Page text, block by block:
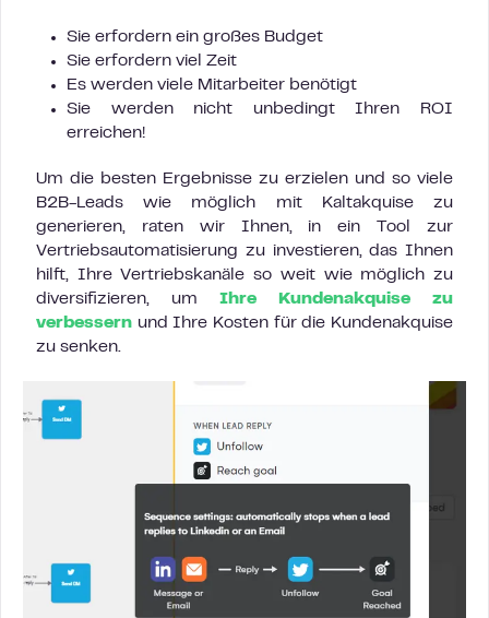
Sie erfordern ein großes Budget
Sie erfordern viel Zeit
Es werden viele Mitarbeiter benötigt
Sie werden nicht unbedingt Ihren ROI
erreichen!
Um die besten Ergebnisse zu erzielen und so viele
B2B-Leads wie möglich mit Kaltakquise zu
generieren, raten wir Ihnen, in ein Tool zur
Vertriebsautomatisierung zu investieren, das Ihnen
hilft, Ihre Vertriebskanäle so weit wie möglich zu
diversifizieren, um Ihre Kundenakquise zu
verbessern und Ihre Kosten für die Kundenakquise
zu senken.